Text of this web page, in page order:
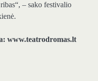
– sako festivalio
www.teatrodromas.lt